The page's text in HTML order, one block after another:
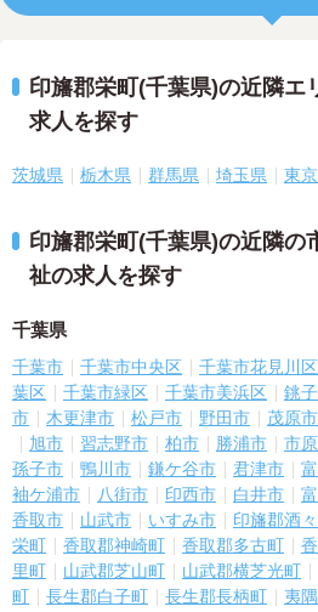
印旛郡栄町(千葉県)の近隣エ
求人を探す
茨城県 栃木県 群馬県 埼玉県 東
印旛郡栄町(千葉県)の近隣の
祉の求人を探す
千葉県
千葉市 千葉市中央区 千葉市花見川区
葉区
千葉市緑区 千葉市美浜区 銚
市
木更津市 松戸市 野田市 茂原市
旭市
習志野市 柏市 勝浦市 市
孫子市
鴨川市 鎌ケ谷市 君津市
袖ケ浦市
八街市 印西市 白井市
香取市
山武市 いすみ市 印旛郡酒
栄町
香取郡神崎町 香取郡多古町
里町
山武郡芝山町 山武郡横芝光町
町
長生郡白子町 長生郡長柄町 夷